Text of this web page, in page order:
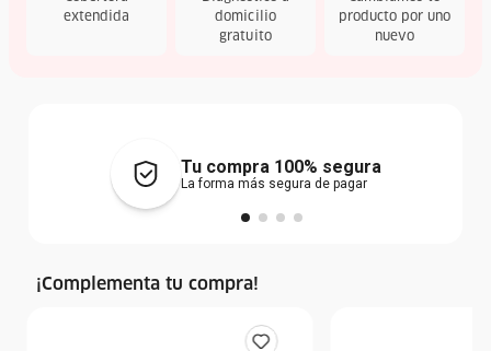
extendida
domicilio
gratuito
producto por uno
nuevo
Tu compra 100% segura
La forma más segura de pagar
¡Complementa tu compra!